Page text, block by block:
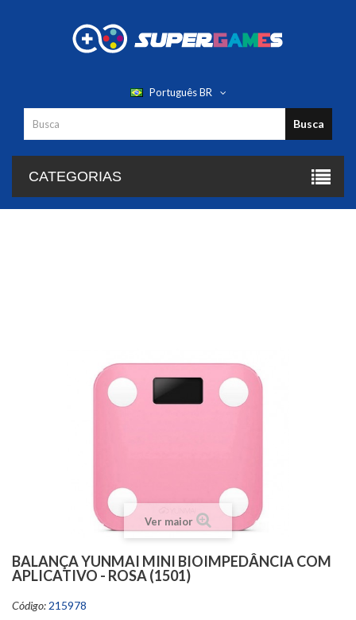
Português BR
Busca
CATEGORIAS
Ver maior
BALANÇA YUNMAI MINI BIOIMPEDÂNCIA COM
APLICATIVO - ROSA (1501)
Código: 215978